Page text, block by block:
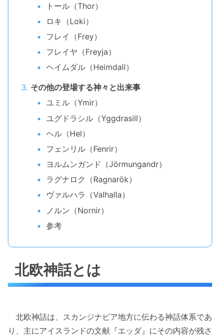
トール（Thor）
ロキ（Loki）
フレイ（Frey）
フレイヤ（Freyja）
ヘイムダル（Heimdall）
その他の登場する神々と出来事
ユミル（Ymir）
ユグドラシル（Yggdrasill）
ヘル（Hel）
フェンリル（Fenrir）
ヨルムンガンド（Jörmungandr）
ラグナロク（Ragnarök）
ヴァルハラ（Valhalla）
ノルン（Nornir）
参考
北欧神話とは
北欧神話は、スカンジナビア地方に伝わる神話体系であ
り、主にアイスランドの文献『エッダ』にその内容が残さ